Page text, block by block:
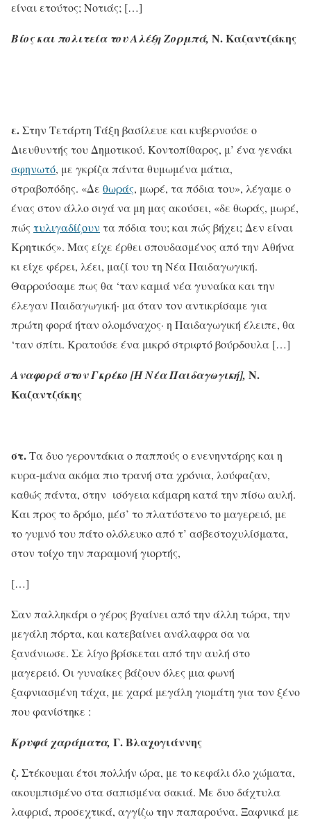
είναι ετούτος; Νοτιάς; […]
Βίος και πολιτεία του Αλέξη Ζορμπά, Ν. Καζαντζάκης
ε.Στην Τετάρτη Τάξη βασίλευε και κυβερνούσε ο
Διευθυντής του Δημοτικού. Κοντοπίθαρος, μ’ ένα γενάκι
σφηνωτό, με γκρίζα πάντα θυμωμένα μάτια,
στραβοπόδης. «Δε θωράς, μωρέ, τα πόδια του», λέγαμε ο
ένας στον άλλο σιγά να μη μας ακούσει, «δε θωράς, μωρέ,
πώς τυλιγαδίζουν τα πόδια του; και πώς βήχει; Δεν είναι
Κρητικός». Μας είχε έρθει σπουδασμένος από την Αθήνα
κι είχε φέρει, λέει, μαζί του τη Νέα Παιδαγωγική.
Θαρρούσαμε πως θα ‘ταν καμιά νέα γυναίκα και την
έλεγαν Παιδαγωγική· μα όταν τον αντικρίσαμε για
πρώτη φορά ήταν ολομόναχος· η Παιδαγωγική έλειπε, θα
‘ταν σπίτι. Κρατούσε ένα μικρό στριφτό βούρδουλα […]
Αναφορά στον Γκρέκο [Η Νέα Παιδαγωγική], Ν.
Καζαντζάκης
στ.Τα δυο γεροντάκια ο παππούς ο ενενηντάρης και η
κυρα-μάνα ακόμα πιο τρανή στα χρόνια, λούφαζαν,
καθώς πάντα, στην ισόγεια κάμαρη κατά την πίσω αυλή.
Και προς το δρόμο, μέσ’ το πλατύστενο το μαγερειό, με
το γυμνό του πάτο ολόλευκο από τ’ ασβεστοχυλίσματα,
στον τοίχο την παραμονή γιορτής,
[…]
Σαν παλληκάρι ο γέρος βγαίνει από την άλλη τώρα, την
μεγάλη πόρτα, και κατεβαίνει ανάλαφρα σα να
ξανάνιωσε. Σε λίγο βρίσκεται από την αυλή στο
μαγερειό. Οι γυναίκες βάζουν όλες μια φωνή
ξαφνιασμένη τάχα, με χαρά μεγάλη γιομάτη για τον ξένο
που φανίστηκε :
Κρυφά χαράματα, Γ. Βλαχογιάννης
ζ.Στέκουμαι έτσι πολλήν ώρα, με το κεφάλι όλο χώματα,
ακουμπισμένο στα σαπισμένα σακιά. Με δυο δάχτυλα
λαφριά, προσεχτικά, αγγίζω την παπαρούνα. Ξαφνικά με